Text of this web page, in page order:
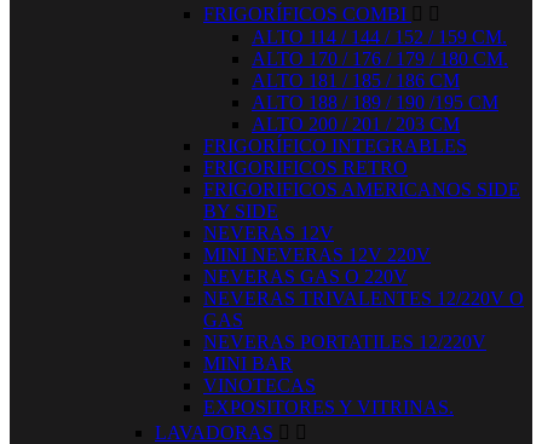
FRIGORÍFICOS COMBI  
ALTO 114 / 144 / 152 / 159 CM.
ALTO 170 / 176 / 179 / 180 CM.
ALTO 181 / 185 / 186 CM
ALTO 188 / 189 / 190 /195 CM
ALTO 200 / 201 / 203 CM
FRIGORÍFICO INTEGRABLES
FRIGORIFICOS RETRO
FRIGORIFICOS AMERICANOS SIDE
BY SIDE
NEVERAS 12V
MINI NEVERAS 12V 220V
NEVERAS GAS O 220V
NEVERAS TRIVALENTES 12/220V O
GAS
NEVERAS PORTATILES 12/220V
MINI BAR
VINOTECAS
EXPOSITORES Y VITRINAS.
LAVADORAS  